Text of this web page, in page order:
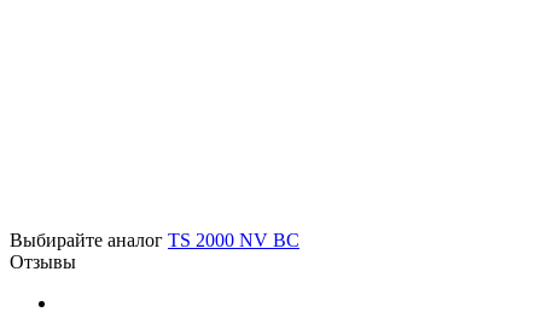
Выбирайте аналог TS 2000 NV BC
Отзывы